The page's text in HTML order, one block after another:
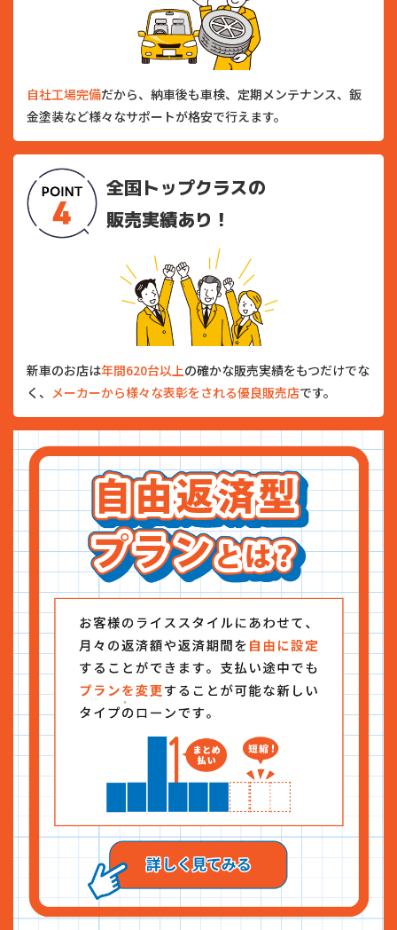
自社工場完備だから、納車後も車検、定期メンテナンス、鈑
金塗装など様々なサポートが格安で行えます。
全国トップクラスの
販売実績あり！
新車のお店は年間620台以上の確かな販売実績をもつだけでな
く、 メーカーから様々な表彰をされる優良販売店です。